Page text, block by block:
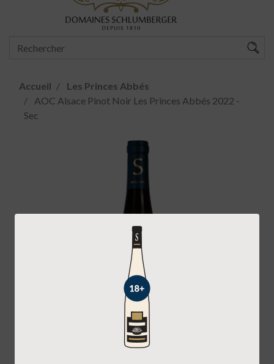
Accueil
Les Princes Abbés
AOC Alsace Pinot Noir Les Princes Abbés 2022 -
Sec